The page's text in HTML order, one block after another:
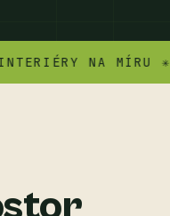
NA MÍRU ✳